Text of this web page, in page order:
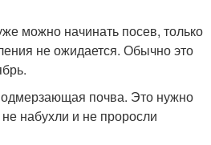
можно начинать посев, только
не ожидается. Обычно это
почва. Это нужно
набухли и не проросли